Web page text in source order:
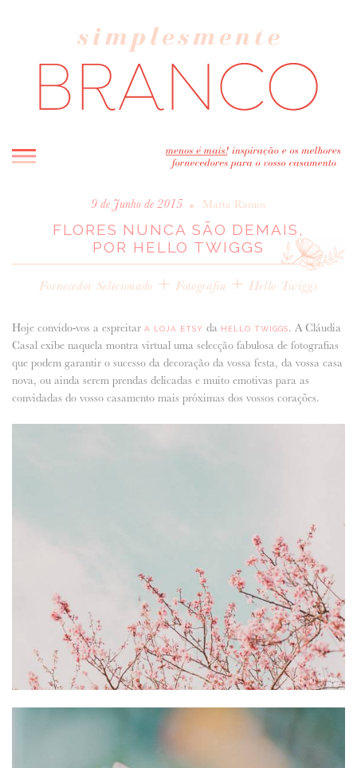
INICIO
BLOG
MELHOR INSPIRAÇÃO
ENTREVISTAS
CASAVA-ME AQUI!
FORNECEDORES RECOMENDADOS
ANUNCIE CONNOSCO
9 de Junho de 2015 • Marta Ramos
FLORES NUNCA SÃO DEMAIS,
POR HELLO TWIGGS
Fornecedor Selecionado + Fotografia + Hello Twiggs
Hoje convido-vos a espreitar A LOJA ETSY da HELLO TWIGGS. A Cláudia
Casal exibe naquela montra virtual uma selecção fabulosa de fotografias
que podem garantir o sucesso da decoração da vossa festa, da vossa casa
nova, ou ainda serem prendas delicadas e muito emotivas para as
convidadas do vosso casamento mais próximas dos vossos corações.